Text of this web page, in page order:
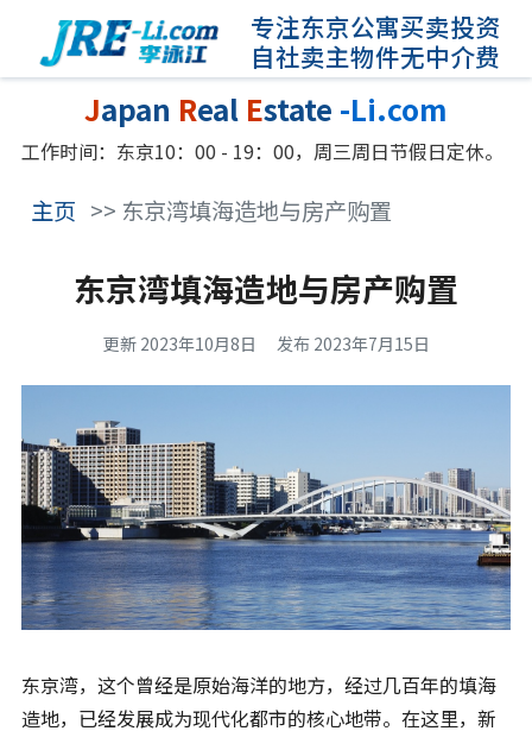
专注东京公寓买卖投资
自社卖主物件无中介费
Japan Real Estate -Li.com
工作时间：东京10：00 - 19：00，周三周日节假日定休。
主页 >> 东京湾填海造地与房产购置
东京湾填海造地与房产购置
更新 2023年10月8日 发布 2023年7月15日
东京湾，这个曾经是原始海洋的地方，经过几百年的填海
造地，已经发展成为现代化都市的核心地带。在这里，新